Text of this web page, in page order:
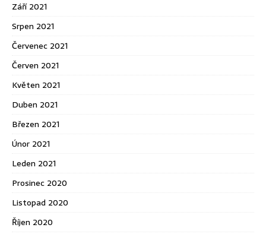
Září 2021
Srpen 2021
Červenec 2021
Červen 2021
Květen 2021
Duben 2021
Březen 2021
Únor 2021
Leden 2021
Prosinec 2020
Listopad 2020
Říjen 2020